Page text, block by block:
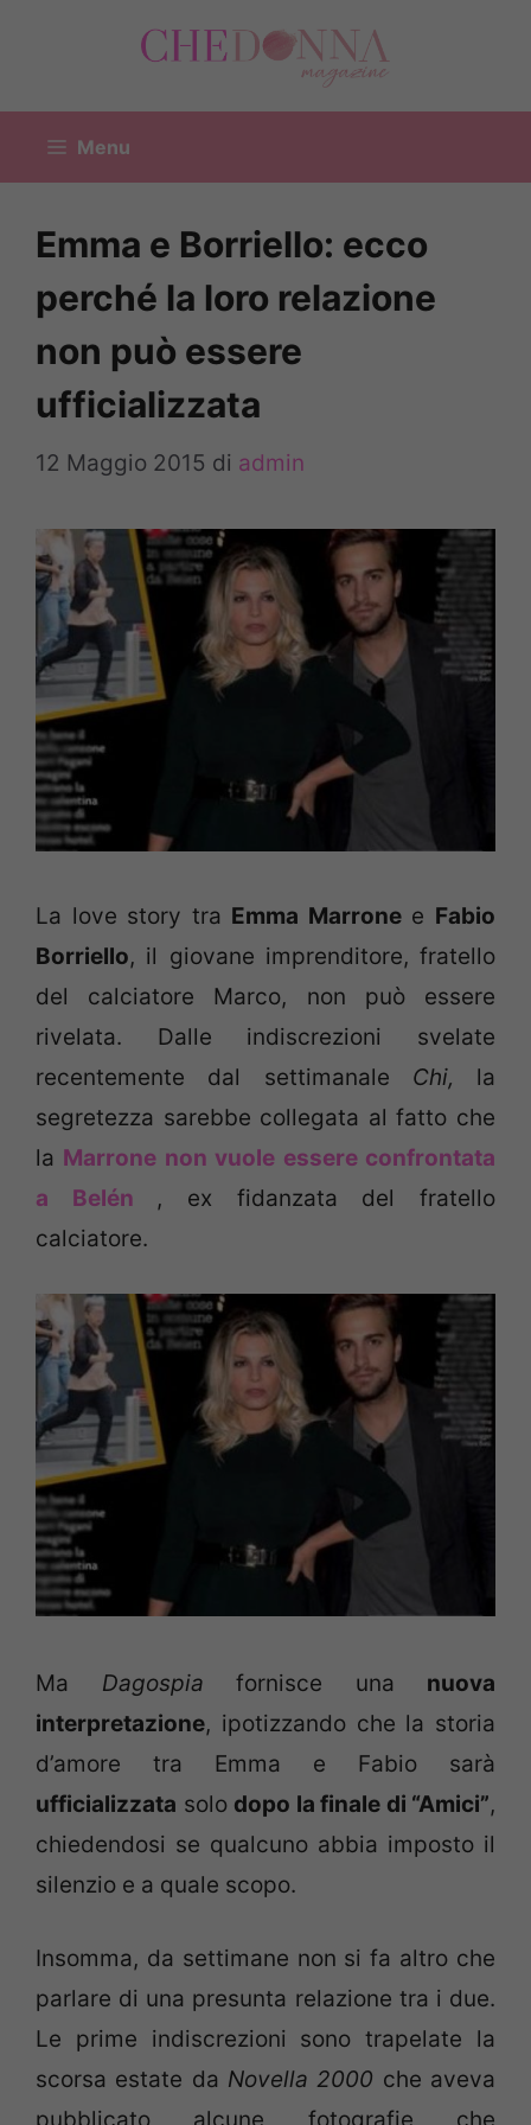
Menu
Emma e Borriello: ecco
perché la loro relazione
non può essere
ufficializzata
12 Maggio 2015 di admin
La love story tra Emma Marronee Fabio
Borriello, il giovane imprenditore, fratello
del calciatore Marco, non può essere
rivelata. Dalle indiscrezioni svelate
recentemente dal settimanale Chi, la
segretezza sarebbe collegata al fatto che
la Marrone non vuole essere confrontata
a Belén , ex fidanzata del fratello
calciatore.
Ma Dagospia fornisce una nuova
interpretazione, ipotizzando che la storia
d’amore tra Emma e Fabio sarà
ufficializzata solo dopo la finale di “Amici”,
chiedendosi se qualcuno abbia imposto il
silenzio e a quale scopo.
Insomma, da settimane non si fa altro che
parlare di una presunta relazione tra i due.
Le prime indiscrezioni sono trapelate la
scorsa estate da Novella 2000 che aveva